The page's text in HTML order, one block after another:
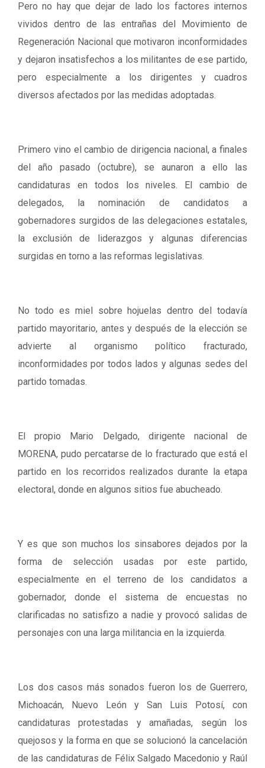
Pero no hay que dejar de lado los factores internos
vividos dentro de las entrañas del Movimiento de
Regeneración Nacional que motivaron inconformidades
y dejaron insatisfechos a los militantes de ese partido,
pero especialmente a los dirigentes y cuadros
diversos afectados por las medidas adoptadas.
Primero vino el cambio de dirigencia nacional, a finales
del año pasado (octubre), se aunaron a ello las
candidaturas en todos los niveles. El cambio de
delegados, la nominación de candidatos a
gobernadores surgidos de las delegaciones estatales,
la exclusión de liderazgos y algunas diferencias
surgidas en torno a las reformas legislativas.
No todo es miel sobre hojuelas dentro del todavía
partido mayoritario, antes y después de la elección se
advierte al organismo político fracturado,
inconformidades por todos lados y algunas sedes del
partido tomadas.
El propio Mario Delgado, dirigente nacional de
MORENA, pudo percatarse de lo fracturado que está el
partido en los recorridos realizados durante la etapa
electoral, donde en algunos sitios fue abucheado.
Y es que son muchos los sinsabores dejados por la
forma de selección usadas por este partido,
especialmente en el terreno de los candidatos a
gobernador, donde el sistema de encuestas no
clarificadas no satisfizo a nadie y provocó salidas de
personajes con una larga militancia en la izquierda.
Los dos casos más sonados fueron los de Guerrero,
Michoacán, Nuevo León y San Luis Potosí, con
candidaturas protestadas y amañadas, según los
quejosos y la forma en que se solucionó la cancelación
de las candidaturas de Félix Salgado Macedonio y Raúl